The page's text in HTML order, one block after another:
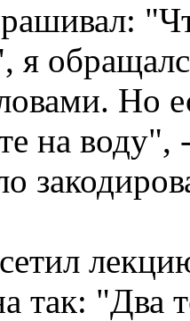
Но
на воду",
так: "Два